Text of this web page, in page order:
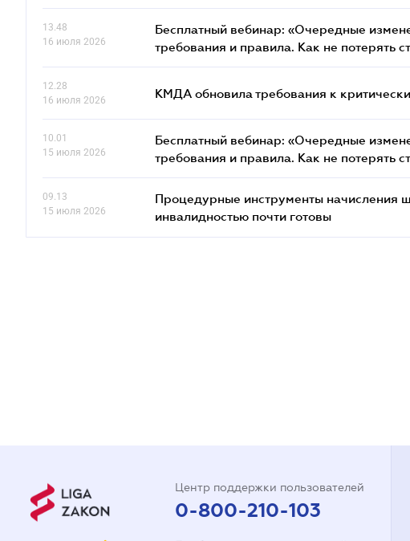
13.48
16 июля 2026
Бесплатный вебинар: «Очередные
требования и правила. Как не потерять
12.28
16 июля 2026
КМДА обновила требования к
10.01
15 июля 2026
Бесплатный вебинар: «Очередные
требования и правила. Как не потерять
09.13
15 июля 2026
Процедурные инструменты начисления
инвалидностью почти готовы
Центр поддержки пользователей
0-800-210-103